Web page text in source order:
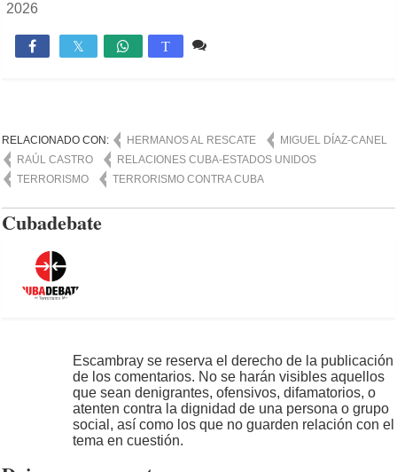
2026
 T
RELACIONADO CON: HERMANOS AL RESCATE
MIGUEL DÍAZ-CANEL
RAÚL CASTRO
RELACIONES CUBA-ESTADOS UNIDOS
TERRORISMO
TERRORISMO CONTRA CUBA
Cubadebate
Escambray se reserva el derecho de la publicación
de los comentarios. No se harán visibles aquellos
que sean denigrantes, ofensivos, difamatorios, o
atenten contra la dignidad de una persona o grupo
social, así como los que no guarden relación con el
tema en cuestión.